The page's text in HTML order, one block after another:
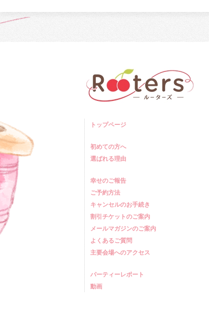
トップページ
初めての方へ
選ばれる理由
幸せのご報告
ご予約方法
キャンセルのお手続き
割引チケットのご案内
メールマガジンのご案内
よくあるご質問
主要会場へのアクセス
パーティーレポート
動画